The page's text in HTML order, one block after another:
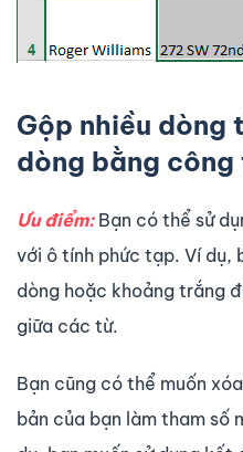
Gộp nhiều dòng
dòng bằng công
Ưu điểm:Bạn có thể sử
với ô tính phức tạp. Ví dụ,
dòng hoặc khoảng trắng
giữa các từ.
Bạn cũng có thể muốn
bản của bạn làm tham số